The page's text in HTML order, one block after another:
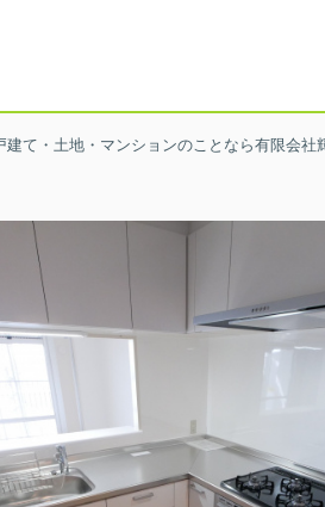
て・土地・マンションのことなら有限会社